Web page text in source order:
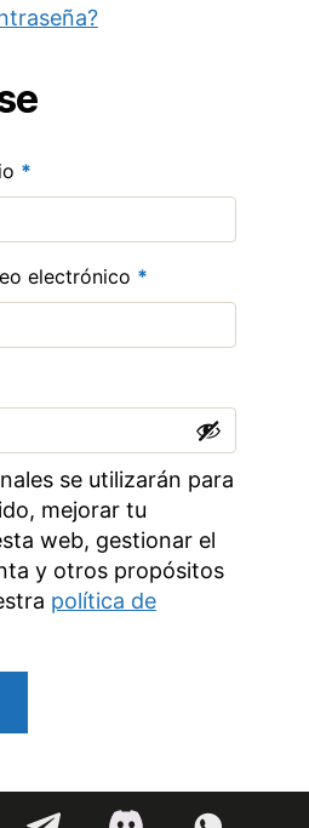
?
*Obligatorio
electrónico *Obligatorio
se utilizarán para
mejorar tu
web, gestionar el
y otros propósitos
política de